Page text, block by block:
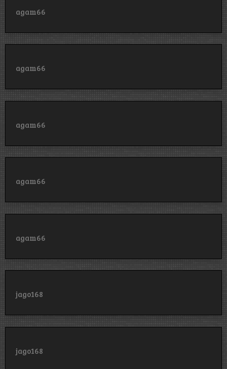
agam66
agam66
agam66
agam66
agam66
jago168
jago168